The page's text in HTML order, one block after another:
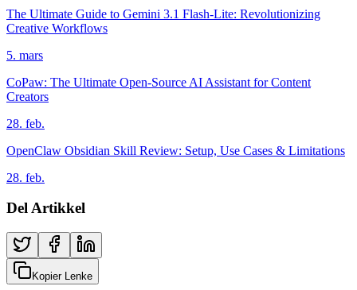
The Ultimate Guide to Gemini 3.1 Flash-Lite: Revolutionizing
Creative Workflows
5. mars
CoPaw: The Ultimate Open-Source AI Assistant for Content
Creators
28. feb.
OpenClaw Obsidian Skill Review: Setup, Use Cases & Limitations
28. feb.
Del Artikkel
Kopier Lenke